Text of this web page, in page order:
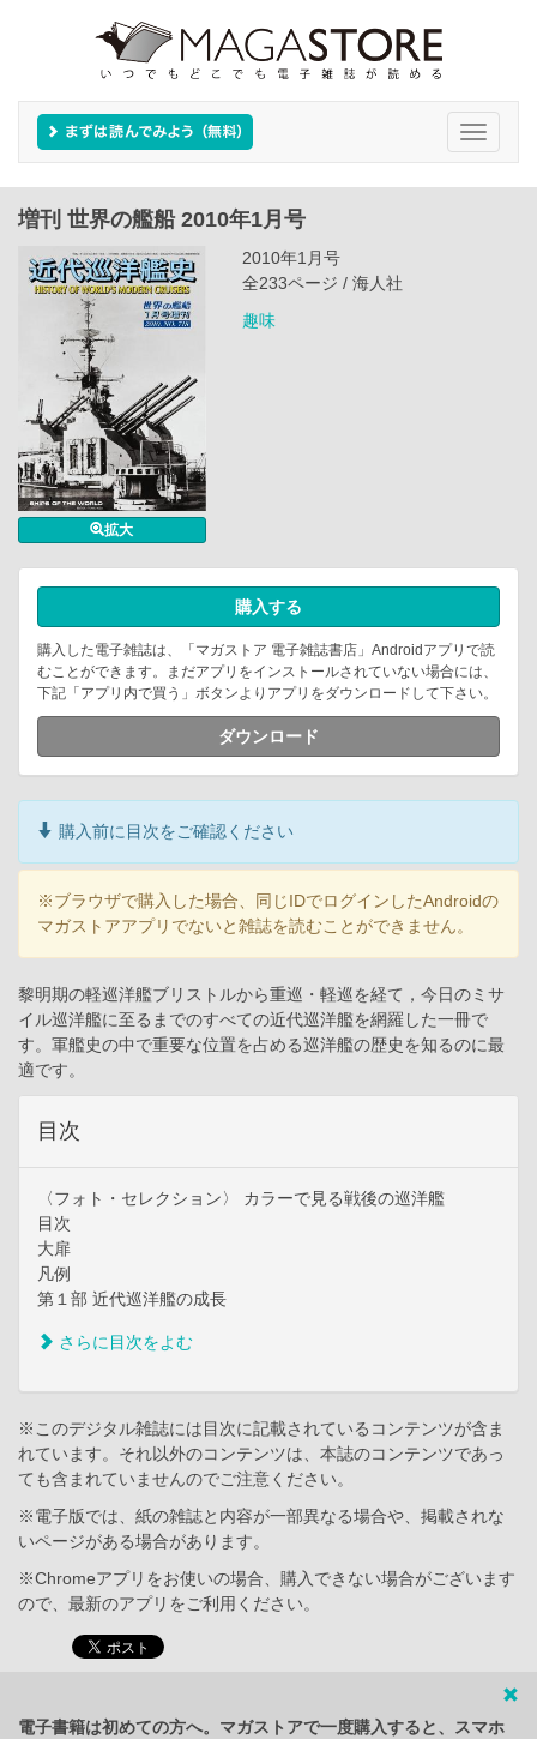
Toggle
増刊 世界の艦船 2010年1月号
拡大
2010年1月号
全233ページ / 海人社
趣味
購入する
購入した電子雑誌は、「マガストア 電子雑誌書店」Androidアプリで読
むことができます。まだアプリをインストールされていない場合には、
下記「アプリ内で買う」ボタンよりアプリをダウンロードして下さい。
ダウンロード
購入前に目次をご確認ください
※ブラウザで購入した場合、同じIDでログインしたAndroidの
マガストアアプリでないと雑誌を読むことができません。
黎明期の軽巡洋艦ブリストルから重巡・軽巡を経て，今日のミサ
イル巡洋艦に至るまでのすべての近代巡洋艦を網羅した一冊で
す。軍艦史の中で重要な位置を占める巡洋艦の歴史を知るのに最
適です。
目次
〈フォト・セレクション〉 カラーで見る戦後の巡洋艦
目次
大扉
凡例
第１部 近代巡洋艦の成長
さらに目次をよむ
※このデジタル雑誌には目次に記載されているコンテンツが含ま
れています。それ以外のコンテンツは、本誌のコンテンツであっ
ても含まれていませんのでご注意ください。
※電子版では、紙の雑誌と内容が一部異なる場合や、掲載されな
いページがある場合があります。
※Chromeアプリをお使いの場合、購入できない場合がございます
ので、最新のアプリをご利用ください。
電子書籍は初めての方へ。マガストアで一度購入すると、スマホ